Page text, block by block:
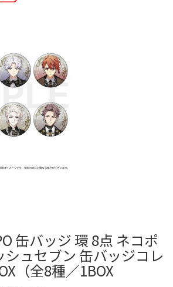
缶バッジ 環 8点 ネコポ
シュセブン 缶バッジコレ
（全8種／1BOX